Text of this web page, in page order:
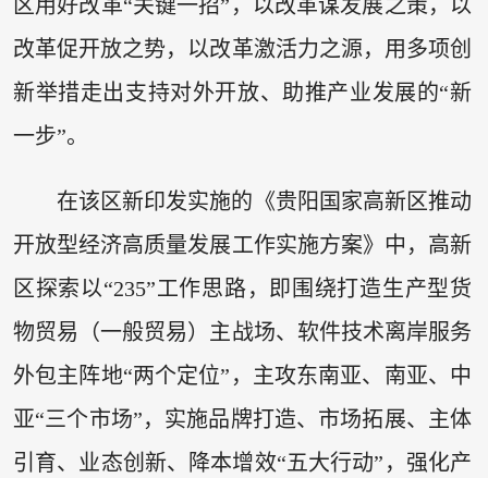
区用好改革“关键一招”，以改革谋发展之策，以
改革促开放之势，以改革激活力之源，用多项创
新举措走出支持对外开放、助推产业发展的“新
一步”。
在该区新印发实施的《贵阳国家高新区推动
开放型经济高质量发展工作实施方案》中，高新
区探索以“235”工作思路，即围绕打造生产型货
物贸易（一般贸易）主战场、软件技术离岸服务
外包主阵地“两个定位”，主攻东南亚、南亚、中
亚“三个市场”，实施品牌打造、市场拓展、主体
引育、业态创新、降本增效“五大行动”，强化产